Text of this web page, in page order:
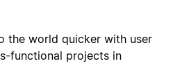
the world quicker with user
functional projects in